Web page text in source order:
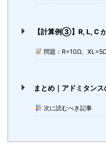
【計算例③】R, L, C
問題：R=10Ω、
まとめ｜アドミタン
次に読むべき記事